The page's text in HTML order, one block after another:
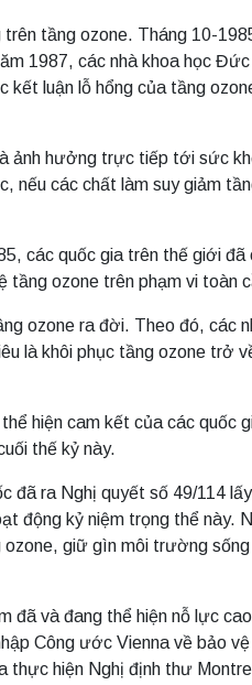
tầng ozone. Tháng 10-
1987, các nhà khoa học
luận lỗ hổng của tầng
ảnh hưởng trực tiếp tới sức
nếu các chất làm suy giảm
các quốc gia trên thế giới
tầng ozone trên phạm vi toàn
ozone ra đời. Theo đó, các
là khôi phục tầng ozone trở
hiện cam kết của các quốc
thế kỷ này.
đã ra Nghị quyết số 49/114
động kỷ niệm trọng thể này.
giữ gìn môi trường
đã và đang thể hiện nỗ lực
Công ước Vienna về bảo
hiện Nghị định thư